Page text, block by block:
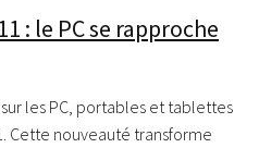
: le PC se rapproche
les PC, portables et tablettes
Cette nouveauté transforme